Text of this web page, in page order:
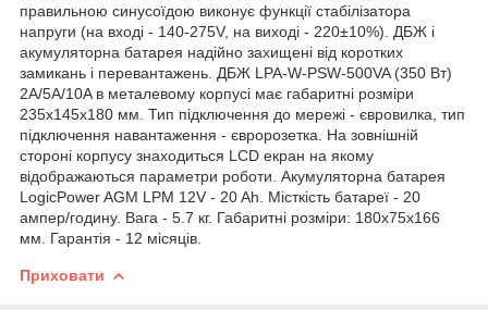
правильною синусоїдою виконує функції стабілізатора
напруги (на вході - 140-275V, на виході - 220±10%). ДБЖ і
акумуляторна батарея надійно захищені від коротких
замикань і перевантажень. ДБЖ LPA-W-PSW-500VA (350 Вт)
2A/5A/10A в металевому корпусі має габаритні розміри
235х145х180 мм. Тип підключення до мережі - євровилка, тип
підключення навантаження - євророзетка. На зовнішній
стороні корпусу знаходиться LСD екран на якому
відображаються параметри роботи. Акумуляторна батарея
LogicPower AGM LPM 12V - 20 Ah. Місткість батареї - 20
ампер/годину. Вага - 5.7 кг. Габаритні розміри: 180х75х166
мм. Гарантія - 12 місяців.
Приховати